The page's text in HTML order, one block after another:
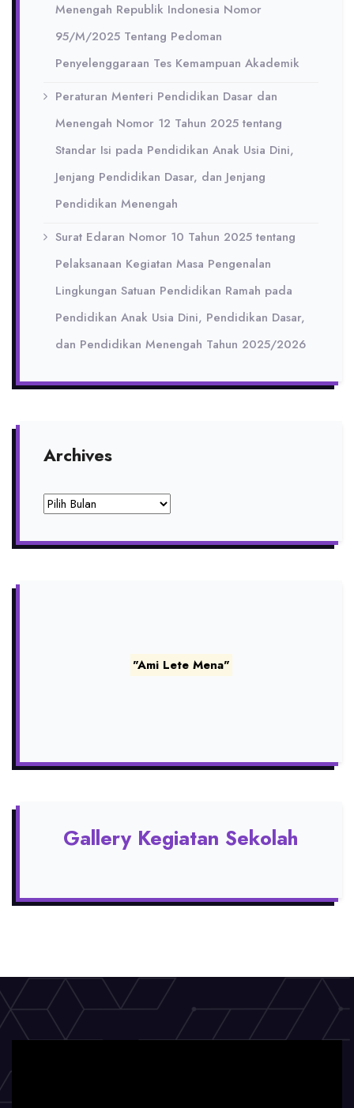
Menengah Republik Indonesia Nomor
95/M/2025 Tentang Pedoman
Penyelenggaraan Tes Kemampuan Akademik
Peraturan Menteri Pendidikan Dasar dan
Menengah Nomor 12 Tahun 2025 tentang
Standar Isi pada Pendidikan Anak Usia Dini,
Jenjang Pendidikan Dasar, dan Jenjang
Pendidikan Menengah
Surat Edaran Nomor 10 Tahun 2025 tentang
Pelaksanaan Kegiatan Masa Pengenalan
Lingkungan Satuan Pendidikan Ramah pada
Pendidikan Anak Usia Dini, Pendidikan Dasar,
dan Pendidikan Menengah Tahun 2025/2026
Archives
Archives
"Ami Lete Mena"
Gallery Kegiatan Sekolah